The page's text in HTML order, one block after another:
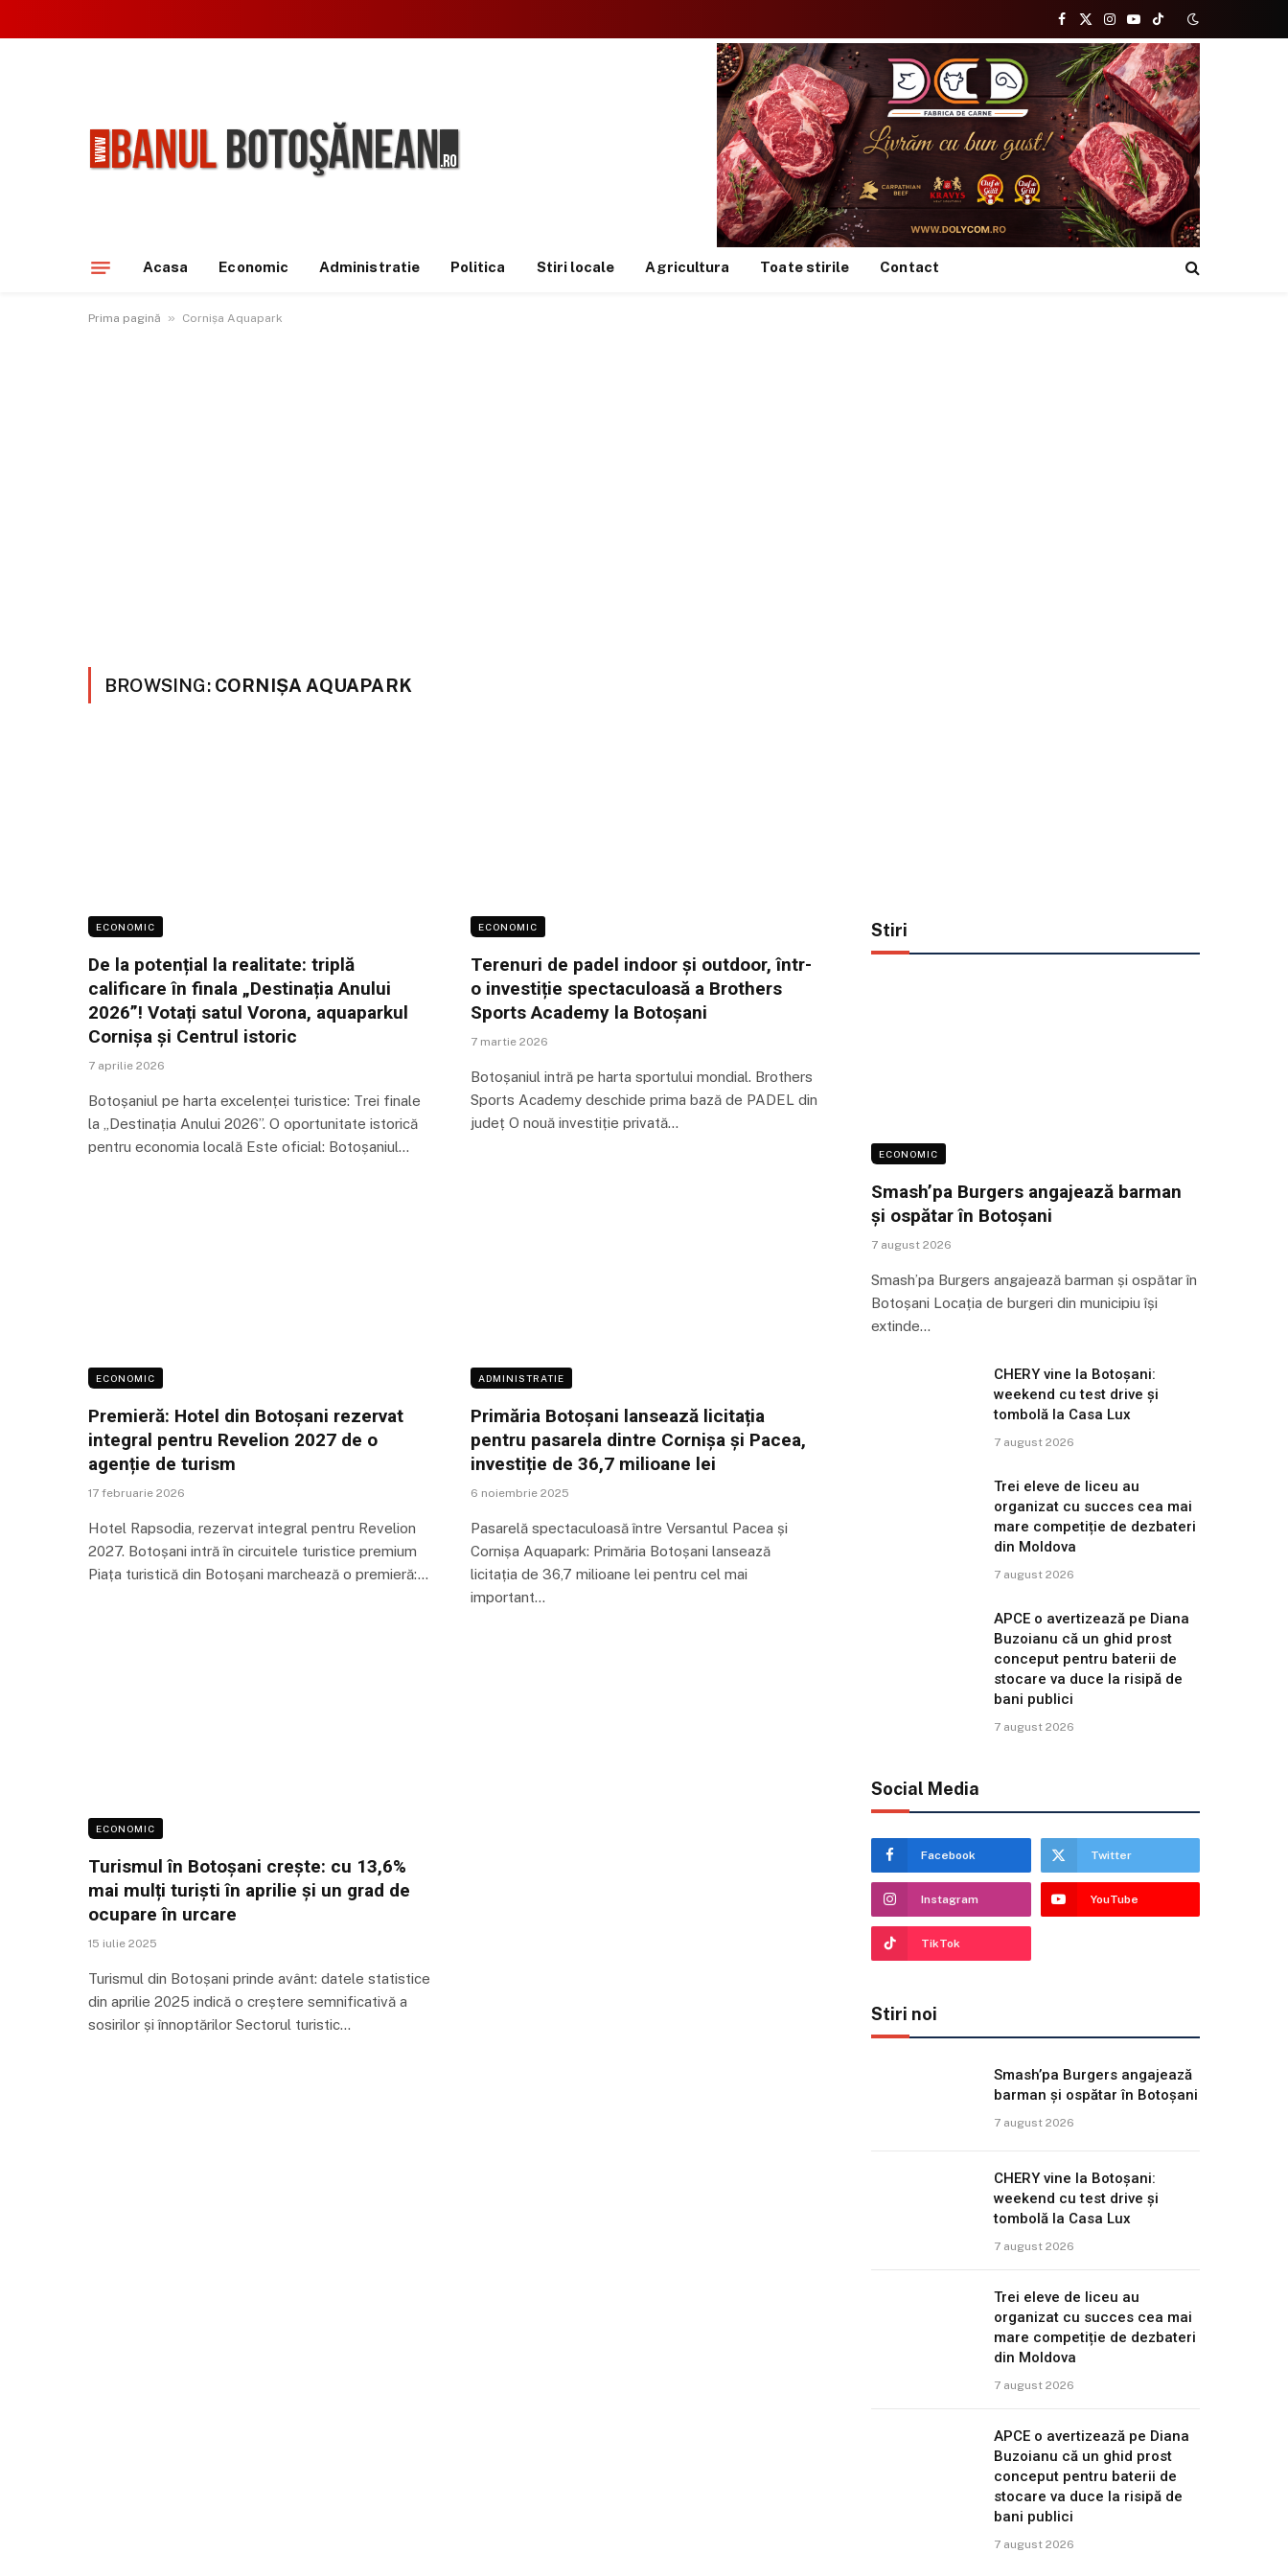
Facebook
X
(Twitter)
Instagram
YouTubeTikTok
Acasa Economic Administratie Politica Stiri locale Agricultura Toate stirile Contact
Prima pagină » Cornișa Aquapark
BROWSING: CORNIȘA AQUAPARK
ECONOMIC
De la potențial la realitate: triplă
calificare în finala „Destinația Anului
2026”! Votați satul Vorona, aquaparkul
Cornișa și Centrul istoric
7 aprilie 2026
Botoșaniul pe harta excelenței turistice: Trei finale
la „Destinația Anului 2026”. O oportunitate istorică
pentru economia locală Este oficial: Botoșaniul…
ECONOMIC
Terenuri de padel indoor și outdoor, într-
o investiție spectaculoasă a Brothers
Sports Academy la Botoșani
7 martie 2026
Botoșaniul intră pe harta sportului mondial. Brothers
Sports Academy deschide prima bază de PADEL din
județ O nouă investiție privată…
ECONOMIC
Premieră: Hotel din Botoșani rezervat
integral pentru Revelion 2027 de o
agenție de turism
17 februarie 2026
Hotel Rapsodia, rezervat integral pentru Revelion
2027. Botoșani intră în circuitele turistice premium
Piața turistică din Botoșani marchează o premieră:…
ADMINISTRATIE
Primăria Botoșani lansează licitația
pentru pasarela dintre Cornișa și Pacea,
investiție de 36,7 milioane lei
6 noiembrie 2025
Pasarelă spectaculoasă între Versantul Pacea și
Cornișa Aquapark: Primăria Botoșani lansează
licitația de 36,7 milioane lei pentru cel mai
important…
ECONOMIC
Turismul în Botoșani crește: cu 13,6%
mai mulți turiști în aprilie și un grad de
ocupare în urcare
15 iulie 2025
Turismul din Botoșani prinde avânt: datele statistice
din aprilie 2025 indică o creștere semnificativă a
sosirilor și înnoptărilor Sectorul turistic…
Stiri
ECONOMIC
Smash’pa Burgers angajează barman
și ospătar în Botoșani
7 august 2026
Smash’pa Burgers angajează barman și ospătar în
Botoșani Locația de burgeri din municipiu își
extinde…
CHERY vine la Botoșani:
weekend cu test drive și
tombolă la Casa Lux
7 august 2026
Trei eleve de liceu au
organizat cu succes cea mai
mare competiție de dezbateri
din Moldova
7 august 2026
APCE o avertizează pe Diana
Buzoianu că un ghid prost
conceput pentru baterii de
stocare va duce la risipă de
bani publici
7 august 2026
Social Media
Facebook Twitter
Instagram YouTube
TikTok
Stiri noi
Smash’pa Burgers angajează
barman și ospătar în Botoșani
7 august 2026
CHERY vine la Botoșani:
weekend cu test drive și
tombolă la Casa Lux
7 august 2026
Trei eleve de liceu au
organizat cu succes cea mai
mare competiție de dezbateri
din Moldova
7 august 2026
APCE o avertizează pe Diana
Buzoianu că un ghid prost
conceput pentru baterii de
stocare va duce la risipă de
bani publici
7 august 2026